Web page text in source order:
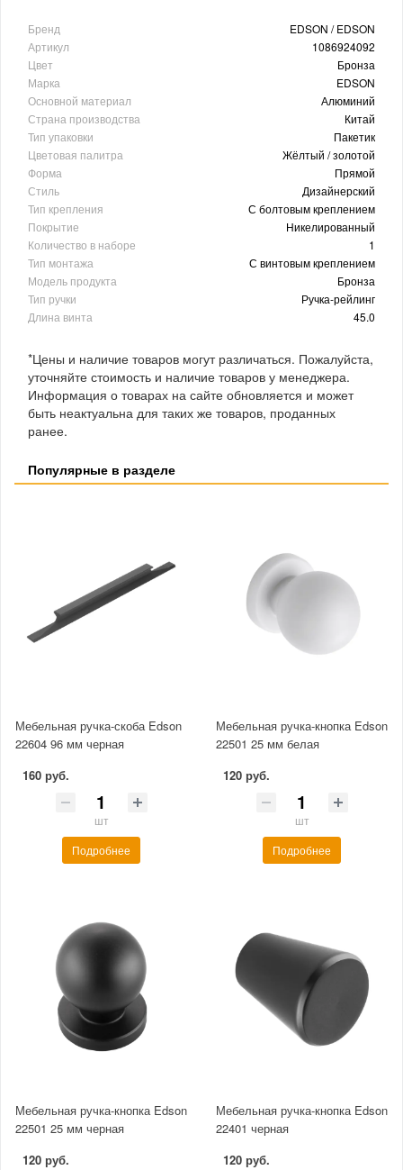
Бренд
EDSON / EDSON
Артикул
1086924092
Цвет
Бронза
Марка
EDSON
Основной материал
Алюминий
Страна производства
Китай
Тип упаковки
Пакетик
Цветовая палитра
Жёлтый / золотой
Форма
Прямой
Стиль
Дизайнерский
Тип крепления
С болтовым креплением
Покрытие
Никелированный
Количество в наборе
1
Тип монтажа
С винтовым креплением
Модель продукта
Бронза
Тип ручки
Ручка-рейлинг
Длина винта
45.0
*Цены и наличие товаров могут различаться. Пожалуйста,
уточняйте стоимость и наличие товаров у менеджера.
Информация о товарах на сайте обновляется и может
быть неактуальна для таких же товаров, проданных
ранее.
Популярные в разделе
Мебельная ручка-скоба Edson
22604 96 мм черная
160 руб.
шт
Подробнее
Мебельная ручка-кнопка Edson
22501 25 мм белая
120 руб.
шт
Подробнее
Мебельная ручка-кнопка Edson
22501 25 мм черная
120 руб.
Мебельная ручка-кнопка Edson
22401 черная
120 руб.